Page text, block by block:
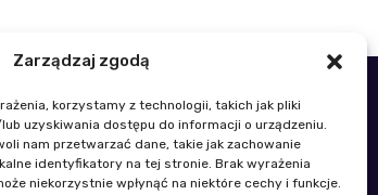
Zarządzaj zgodą
korzystamy z technologii, takich jak pliki
uzyskiwania dostępu do informacji o urządzeniu.
nam przetwarzać dane, takie jak zachowanie
identyfikatory na tej stronie. Brak wyrażenia
niekorzystnie wpłynąć na niektóre cechy i funkcje.